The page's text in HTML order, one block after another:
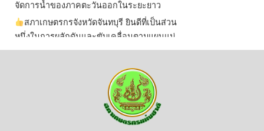
จัดการน้ำของภาคตะวันออกในระยะยาว
สภาเกษตรกรจังหวัดจันทบุรี ยินดีที่เป็นส่วน
หนึ่งในการผลักดันและขับเคลื่อนตามแผนแม่
บทเพื่อพั ...See More
ไม่สามารถดูเนื้อหานี้ได้ในขณะนี้